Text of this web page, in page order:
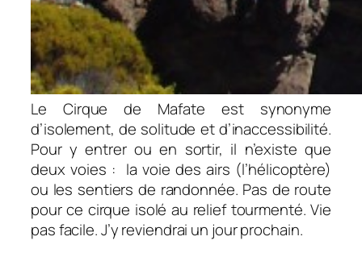
Le Cirque de Mafate est synonyme
d’isolement, de solitude et d’inaccessibilité.
Pour y entrer ou en sortir, il n’existe que
deux voies : la voie des airs (l’hélicoptère)
ou les sentiers de randonnée. Pas de route
pour ce cirque isolé au relief tourmenté. Vie
pas facile. J’y reviendrai un jour prochain.